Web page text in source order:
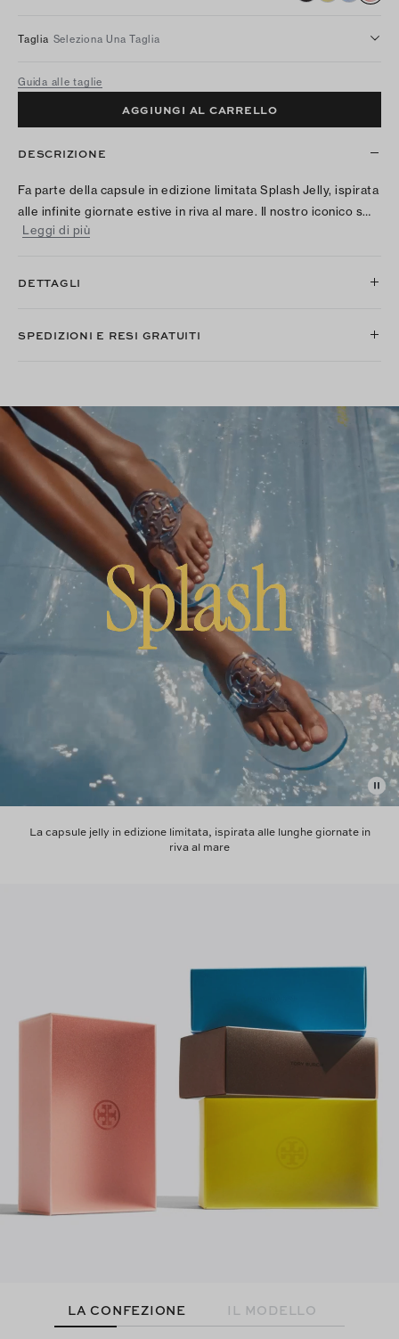
Taglia Seleziona Una Taglia
Guida alle taglie
AGGIUNGI AL CARRELLO
DESCRIZIONE
Fa parte della capsule in edizione limitata Splash Jelly, ispirata
alle infinite giornate estive in riva al mare. Il nostro iconico s…
Leggi di più
DETTAGLI
SPEDIZIONI E RESI GRATUITI
La capsule jelly in edizione limitata, ispirata alle lunghe giornate in
riva al mare
LA CONFEZIONE IL MODELLO